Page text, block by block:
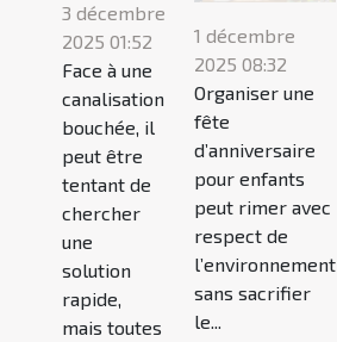
3 décembre
2025 01:52
Face à une
canalisation
bouchée, il
peut être
tentant de
chercher
une
solution
rapide,
mais toutes
1 décembre
2025 08:32
Organiser une
fête
d’anniversaire
pour enfants
peut rimer avec
respect de
l’environnement
sans sacrifier
le...